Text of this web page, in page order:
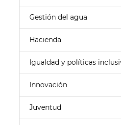
Gestión del agua
Hacienda
Igualdad y políticas
Innovación
Juventud